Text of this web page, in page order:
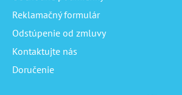
Reklamačný formulár
Odstúpenie od zmluvy
Kontaktujte nás
Doručenie